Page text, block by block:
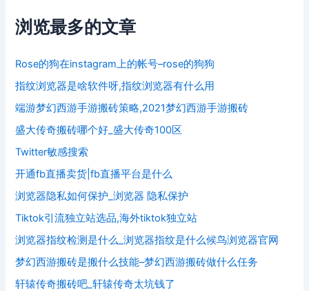
浏览最多的文章
Rose的狗在instagram上的帐号–rose的狗狗
指纹浏览器是啥软件呀,指纹浏览器有什么用
端游梦幻西游手游搬砖策略,2021梦幻西游手游搬砖
盛大传奇搬砖哪个好_盛大传奇100区
Twitter敏感搜索
开通fb直播卖货|fb直播平台是什么
浏览器隐私如何保护_浏览器 隐私保护
Tiktok引流独立站选品,海外tiktok独立站
浏览器指纹检测是什么_浏览器指纹是什么候鸟浏览器官网
梦幻西游搬砖是搬什么技能–梦幻西游搬砖做什么任务
轩辕传奇搬砖吧_轩辕传奇太坑钱了